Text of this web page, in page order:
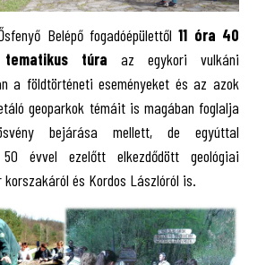
Belépő fogadóépülettől11 óra 40
túra az egykori vulkáni
a földtörténeti eseményeket és az azok
geoparkok témáit is magában foglalja
bejárása mellett, de egyúttal
évvel ezelőtt elkezdődött geológiai
és Kordos Lászlóról is.